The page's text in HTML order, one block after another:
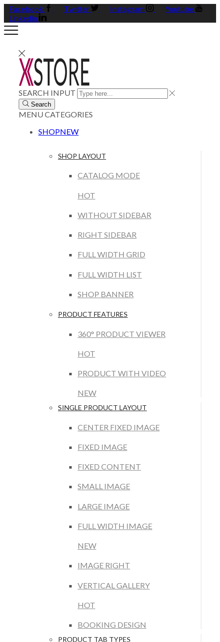
Facebook Twitter Instagram
Youtube
Linkedin
SEARCH INPUT
Search
MENUCATEGORIES
SHOPNEW
SHOP LAYOUT
CATALOG MODE
HOT
WITHOUT SIDEBAR
RIGHT SIDEBAR
FULL WIDTH GRID
FULL WIDTH LIST
SHOP BANNER
PRODUCT FEATURES
360° PRODUCT VIEWER
HOT
PRODUCT WITH VIDEO
NEW
SINGLE PRODUCT LAYOUT
CENTER FIXED IMAGE
FIXED IMAGE
FIXED CONTENT
SMALL IMAGE
LARGE IMAGE
FULL WIDTH IMAGE
NEW
IMAGE RIGHT
VERTICAL GALLERY
HOT
BOOKING DESIGN
PRODUCT TAB TYPES